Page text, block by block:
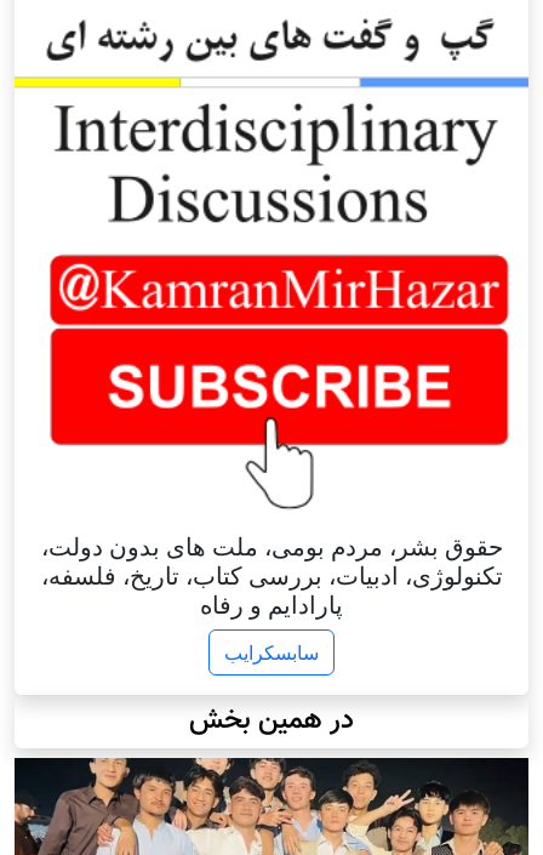
حقوق بشر، مردم بومی، ملت های بدون دولت،
تکنولوژی، ادبیات، بررسی کتاب، تاریخ، فلسفه،
پارادایم و رفاه
سابسکرایب
در همین بخش